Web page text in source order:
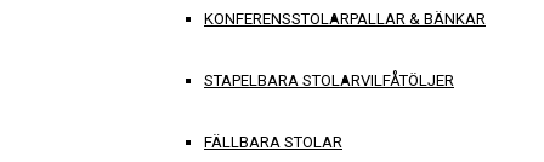
KONFERENSSTOLARPALLAR & BÄNKAR
STAPELBARA STOLARVILFÅTÖLJER
FÄLLBARA STOLAR